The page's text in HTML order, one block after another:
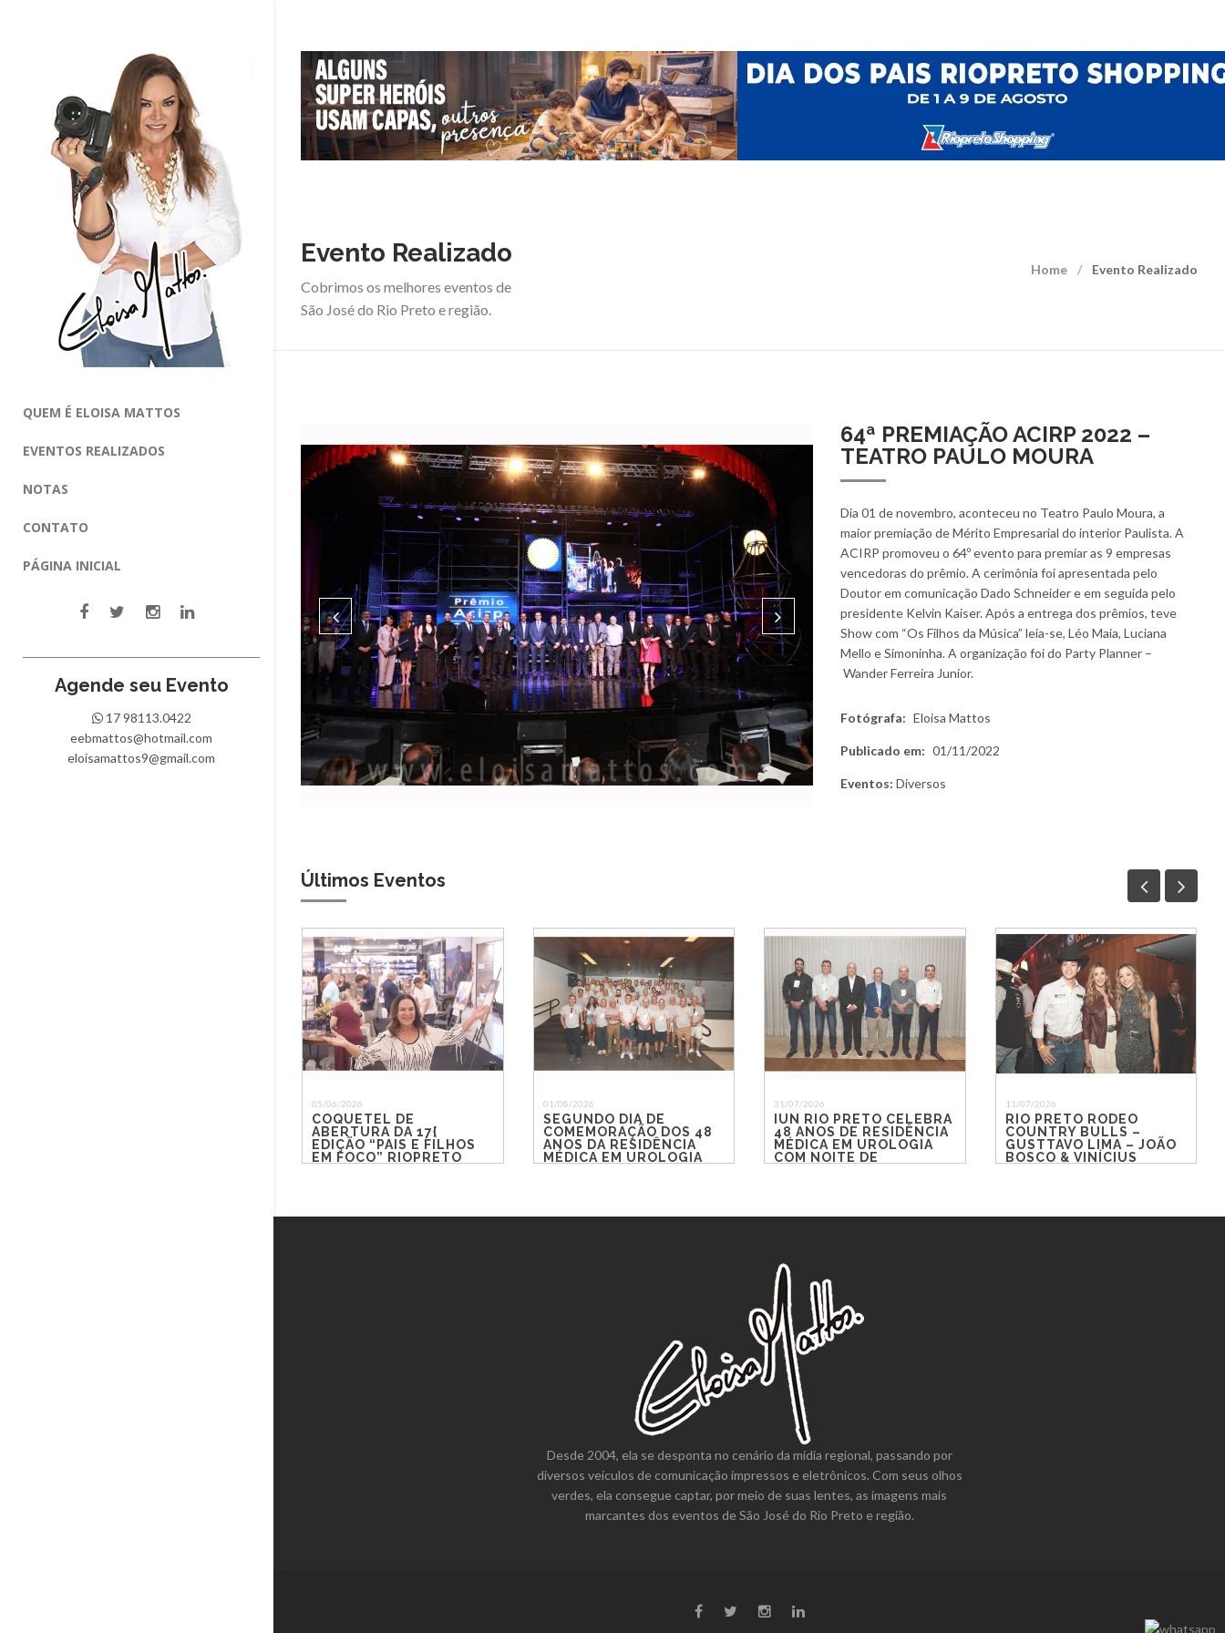
QUEM É ELOISA MATTOS
EVENTOS REALIZADOS
NOTAS
CONTATO
PÁGINA INICIAL
Agende seu Evento
17 98113.0422
eebmattos@hotmail.com
eloisamattos9@gmail.com
Evento Realizado
Cobrimos os melhores eventos de
São José do Rio Preto e região.
Home Evento Realizado
64ª PREMIAÇÃO ACIRP 2022 –
TEATRO PAULO MOURA
Dia 01 de novembro, aconteceu no Teatro Paulo Moura, a
maior premiação de Mérito Empresarial do interior Paulista. A
ACIRP promoveu o 64º evento para premiar as 9 empresas
vencedoras do prêmio. A cerimônia foi apresentada pelo
Doutor em comunicação Dado Schneider e em seguida pelo
presidente Kelvin Kaiser. Após a entrega dos prêmios, teve
Show com “Os Filhos da Música” leia-se, Léo Maia, Luciana
Mello e Simoninha. A organização foi do Party Planner –
Wander Ferreira Junior.
Fotógrafa: Eloisa Mattos
Publicado em: 01/11/2022
Eventos: Diversos
Últimos Eventos
05/06/2026
COQUETEL DE
ABERTURA DA 17{
EDIÇÃO “PAIS E FILHOS
EM FOCO” RIOPRETO
01/08/2026
SEGUNDO DIA DE
COMEMORAÇÃO DOS 48
ANOS DA RESIDÊNCIA
MÉDICA EM UROLOGIA
31/07/2026
IUN RIO PRETO CELEBRA
48 ANOS DE RESIDÊNCIA
MÉDICA EM UROLOGIA
COM NOITE DE
11/07/2026
RIO PRETO RODEO
COUNTRY BULLS –
GUSTTAVO LIMA – JOÃO
BOSCO & VINÍCIUS
Desde 2004, ela se desponta no cenário da mídia regional, passando por
diversos veículos de comunicação impressos e eletrônicos. Com seus olhos
verdes, ela consegue captar, por meio de suas lentes, as imagens mais
marcantes dos eventos de São José do Rio Preto e região.